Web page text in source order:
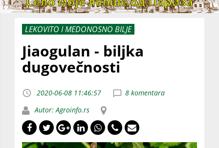
LEKOVITO I MEDONOSNO BILJE
Jiaogulan - biljka
dugovečnosti
2020-06-08 11:46:57
8 komentara
Autor: Agroinfo.rs